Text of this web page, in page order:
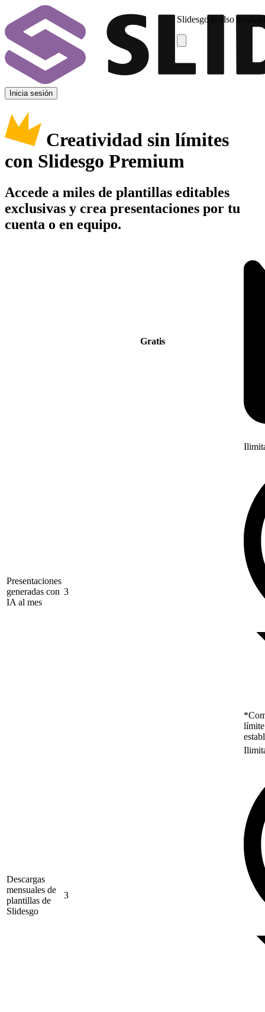
Slidesgo is also
Inicia sesión
Creatividad sin límites
con Slidesgo Premium
Accede a miles de plantillas editables
exclusivas y crea presentaciones por tu
cuenta o en equipo.
Gratis
Presentaciones
generadas con
IA al mes
3
Descargas
mensuales de
plantillas de
Slidesgo
3